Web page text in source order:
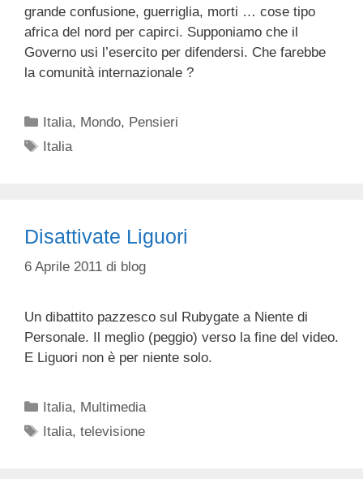
grande confusione, guerriglia, morti … cose tipo
africa del nord per capirci. Supponiamo che il
Governo usi l’esercito per difendersi. Che farebbe
la comunità internazionale ?
Categorie
Italia, Mondo, Pensieri
Tag
Italia
Disattivate Liguori
6 Aprile 2011 di blog
Un dibattito pazzesco sul Rubygate a Niente di
Personale. Il meglio (peggio) verso la fine del video.
E Liguori non è per niente solo.
Categorie
Italia, Multimedia
Tag
Italia,televisione